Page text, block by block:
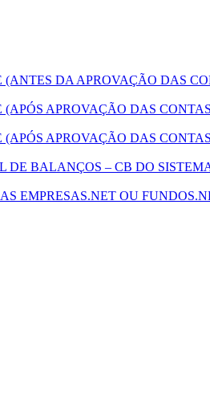
DA APROVAÇÃO DAS
APROVAÇÃO DAS
APROVAÇÃO DAS
BALANÇOS – CB DO
EMPRESAS.NET OU